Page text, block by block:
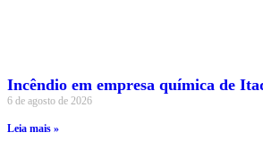
Incêndio em empresa química de
6 de agosto de 2026
Leia mais »